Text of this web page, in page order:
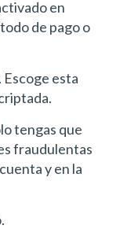
en
de pago o
esta
tengas que
fraudulentas
y en la